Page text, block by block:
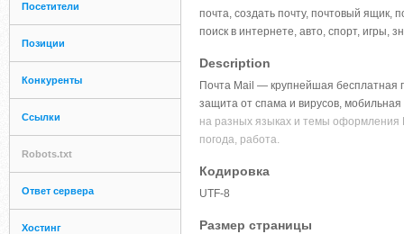
Посетители
Позиции
Конкуренты
Ссылки
Robots.txt
Ответ сервера
Хостинг
почта, создать почту, почтовый ящик,
поиск в интернете, авто, спорт, игры,
Description
Почта Mail — крупнейшая
защита от спама и вирусов, мобильная
на разных языках и темы оформления
погода, работа.
Кодировка
UTF-8
Размер страницы